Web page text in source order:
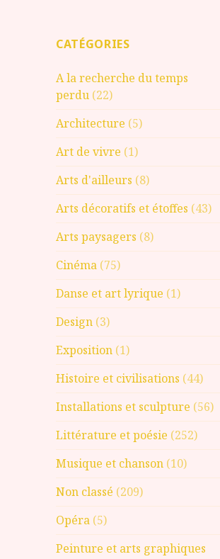
CATÉGORIES
A la recherche du temps
perdu (22)
Architecture (5)
Art de vivre (1)
Arts d'ailleurs (8)
Arts décoratifs et étoffes (43)
Arts paysagers (8)
Cinéma (75)
Danse et art lyrique (1)
Design (3)
Exposition (1)
Histoire et civilisations (44)
Installations et sculpture (56)
Littérature et poésie (252)
Musique et chanson (10)
Non classé (209)
Opéra (5)
Peinture et arts graphiques